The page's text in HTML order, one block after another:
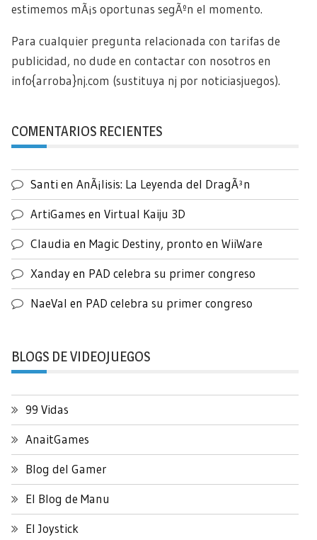
estimemos mÃ¡s oportunas segÃºn el momento.
Para cualquier pregunta relacionada con tarifas de
publicidad, no dude en contactar con nosotros en
info{arroba}nj.com (sustituya nj por noticiasjuegos).
COMENTARIOS RECIENTES
Santi en AnÃ¡lisis: La Leyenda del DragÃ³n
ArtiGames en Virtual Kaiju 3D
Claudia en Magic Destiny, pronto en WiiWare
Xandayen PAD celebra su primer congreso
NaeVal en PAD celebra su primer congreso
BLOGS DE VIDEOJUEGOS
99 Vidas
AnaitGames
Blog del Gamer
El Blog de Manu
El Joystick